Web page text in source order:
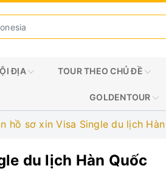
ĐỊA TOUR THEO CHỦ ĐỀ
GOLDENTOUR
hồ sơ xin Visa Single du lịch
du lịch Hàn Quốc